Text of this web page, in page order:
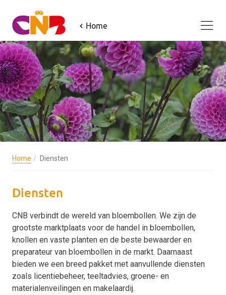
Home
Home Diensten
Diensten
CNB verbindt de wereld van bloembollen. We zijn de
grootste marktplaats voor de handel in bloembollen,
knollen en vaste planten en de beste bewaarder en
preparateur van bloembollen in de markt. Daarnaast
bieden we een breed pakket met aanvullende diensten
zoals licentiebeheer, teeltadvies, groene- en
materialenveilingen en makelaardij.